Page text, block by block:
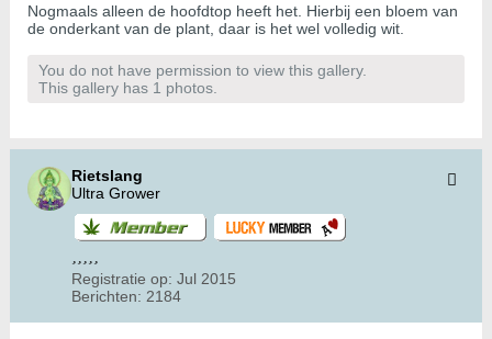
Nogmaals alleen de hoofdtop heeft het. Hierbij een bloem van
de onderkant van de plant, daar is het wel volledig wit.
You do not have permission to view this gallery.
This gallery has 1 photos.
Rietslang
Ultra Grower
Registratie op: Jul 2015
Berichten: 2184